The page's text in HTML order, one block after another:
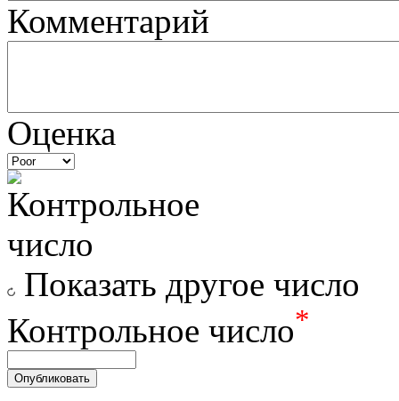
Комментарий
Оценка
Показать другое число
Контрольное число*